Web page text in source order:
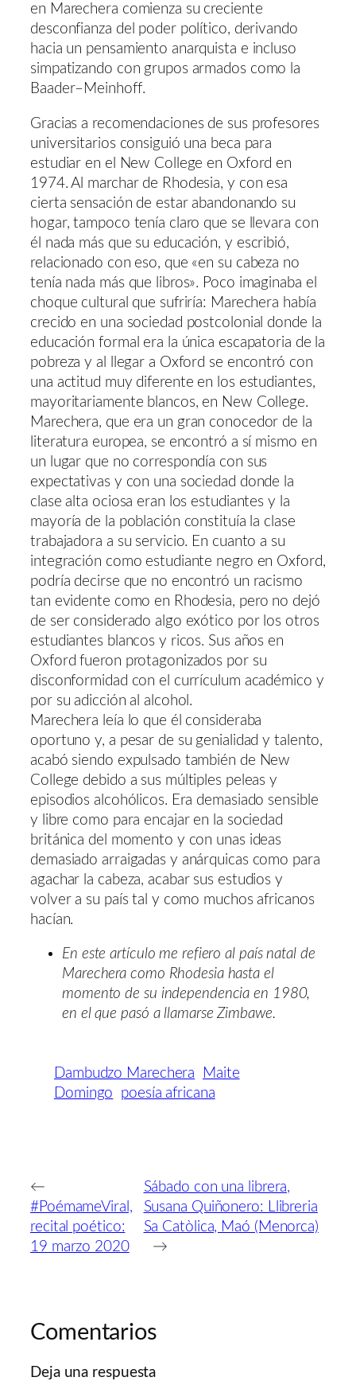
en Marechera comienza su creciente
desconfianza del poder político, derivando
hacia un pensamiento anarquista e incluso
simpatizando con grupos armados como la
Baader–Meinhoff.
Gracias a recomendaciones de sus profesores
universitarios consiguió una beca para
estudiar en el New College en Oxford en
1974. Al marchar de Rhodesia, y con esa
cierta sensación de estar abandonando su
hogar, tampoco tenía claro que se llevara con
él nada más que su educación, y escribió,
relacionado con eso, que «en su cabeza no
tenía nada más que libros». Poco imaginaba el
choque cultural que sufriría: Marechera había
crecido en una sociedad postcolonial donde la
educación formal era la única escapatoria de la
pobreza y al llegar a Oxford se encontró con
una actitud muy diferente en los estudiantes,
mayoritariamente blancos, en New College.
Marechera, que era un gran conocedor de la
literatura europea, se encontró a sí mismo en
un lugar que no correspondía con sus
expectativas y con una sociedad donde la
clase alta ociosa eran los estudiantes y la
mayoría de la población constituía la clase
trabajadora a su servicio. En cuanto a su
integración como estudiante negro en Oxford,
podría decirse que no encontró un racismo
tan evidente como en Rhodesia, pero no dejó
de ser considerado algo exótico por los otros
estudiantes blancos y ricos. Sus años en
Oxford fueron protagonizados por su
disconformidad con el currículum académico y
por su adicción al alcohol.
Marechera leía lo que él consideraba
oportuno y, a pesar de su genialidad y talento,
acabó siendo expulsado también de New
College debido a sus múltiples peleas y
episodios alcohólicos. Era demasiado sensible
y libre como para encajar en la sociedad
británica del momento y con unas ideas
demasiado arraigadas y anárquicas como para
agachar la cabeza, acabar sus estudios y
volver a su país tal y como muchos africanos
hacían.
En este artículo me refiero al país natal de
Marechera como Rhodesia hasta el
momento de su independencia en 1980,
en el que pasó a llamarse Zimbawe.
Dambudzo Marechera
Maite
Domingo
poesía africana
←
#PoémameViral,
recital poético:
19 marzo 2020
Sábado con una librera,
Susana Quiñonero: Llibreria
Sa Catòlica, Maó (Menorca)
→
Comentarios
Deja una respuesta